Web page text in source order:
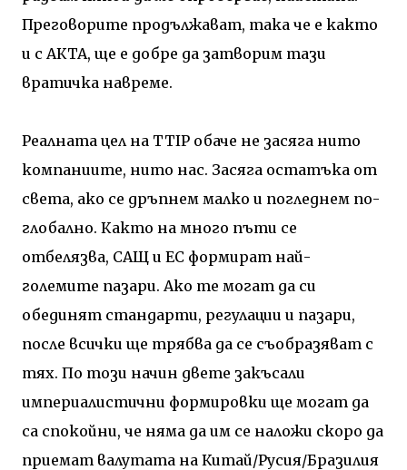
Преговорите продължават, така че е както
и с АКТА, ще е добре да затворим тази
вратичка навреме.
Реалната цел на TTIP обаче не засяга нито
компаниите, нито нас. Засяга остатъка от
света, ако се дръпнем малко и погледнем по-
глобално. Както на много пъти се
отбелязва, САЩ и ЕС формират най-
големите пазари. Ако те могат да си
обединят стандарти, регулации и пазари,
после всички ще трябва да се съобразяват с
тях. По този начин двете закъсали
империалистични формировки ще могат да
са спокойни, че няма да им се наложи скоро да
приемат валутата на Китай/Русия/Бразилия